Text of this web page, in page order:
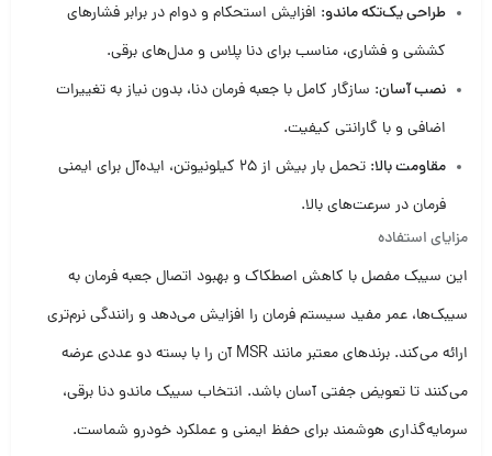
طراحی یک‌تکه ماندو: افزایش استحکام و دوام در برابر فشارهای
کششی و فشاری، مناسب برای دنا پلاس و مدل‌های برقی.
نصب آسان: سازگار کامل با جعبه فرمان دنا، بدون نیاز به تغییرات
اضافی و با گارانتی کیفیت.
مقاومت بالا
: تحمل بار بیش از ۲۵ کیلونیوتن، ایده‌آل برای ایمنی
فرمان در سرعت‌های بالا.
مزایای استفاده
این سیبک مفصل با کاهش اصطکاک و بهبود اتصال جعبه فرمان به
سیبک‌ها، عمر مفید سیستم فرمان را افزایش می‌دهد و رانندگی نرم‌تری
ارائه می‌کند. برندهای معتبر مانند MSR آن را با بسته دو عددی عرضه
می‌کنند تا تعویض جفتی آسان باشد. انتخاب سیبک ماندو دنا برقی،
سرمایه‌گذاری هوشمند برای حفظ ایمنی و عملکرد خودرو شماست.